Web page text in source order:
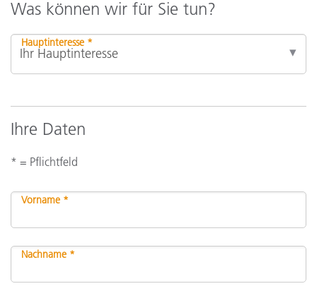
Was können wir für Sie tun?
Hauptinteresse *
Ihre Daten
* = Pflichtfeld
Vorname *
Nachname *